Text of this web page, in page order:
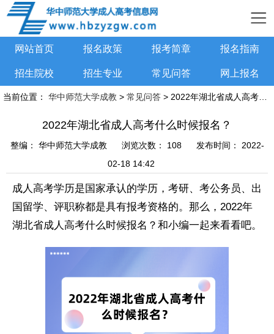
网站首页 报名政策 报考简章 报名指南
招生院校 招生专业 常见问答 网上报名
当前位置： 华中师范大学成教 > 常见问答 > 2022年湖北省成人高考什么时候报名？
2022年湖北省成人高考什么时候报名？
整编： 华中师范大学成教 浏览次数： 108 发布时间：
2022-
02-18 14:42
成人高考学历是国家承认的学历，考研、考公务员、出
国留学、评职称都是具有报考资格的。那么，2022年
湖北省成人高考什么时候报名？和小编一起来看看吧。